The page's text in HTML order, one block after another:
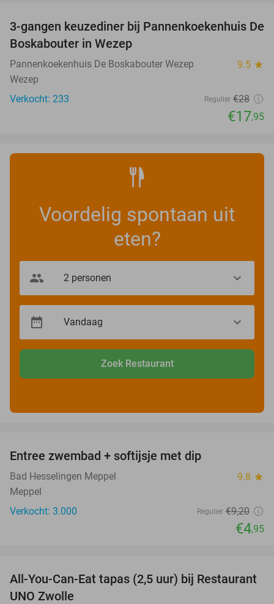
36%
3-gangen keuzediner bij Pannenkoekenhuis De
Boskabouter in Wezep
Pannenkoekenhuis De Boskabouter Wezep 9.5 star
Wezep
Verkocht: 233
Regulier €28
€17,95
Voordelig spontaan uit
eten?
Zoek Restaurant
Entree zwembad + softijsje met dip
Bad Hesselingen Meppel 9.8 star
Meppel
Verkocht: 3.000
Regulier €9,20
€4,95
21%
All-You-Can-Eat tapas (2,5 uur) bij Restaurant
UNO Zwolle